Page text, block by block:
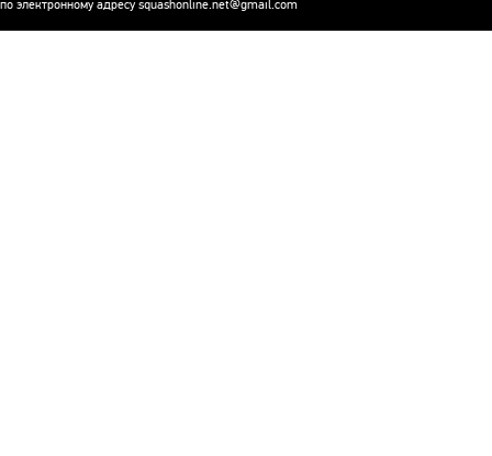
по электронному адресу squashonline.net@gmail.com